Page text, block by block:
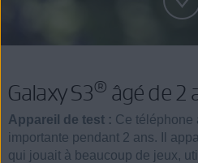
Galaxy S3® âgé de 2
Appareil de test : Ce téléphone
importante pendant 2 ans. Il
qui jouait à beaucoup de jeux,